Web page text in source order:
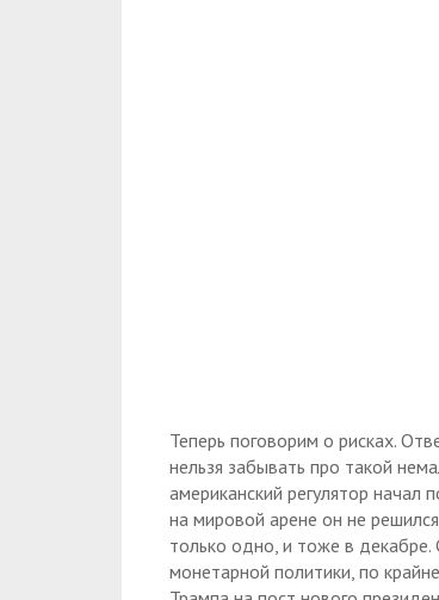
Теперь поговорим о рисках.
нельзя забывать про такой
американский регулятор начал
на мировой арене он не
только одно, и тоже в
монетарной политики, по